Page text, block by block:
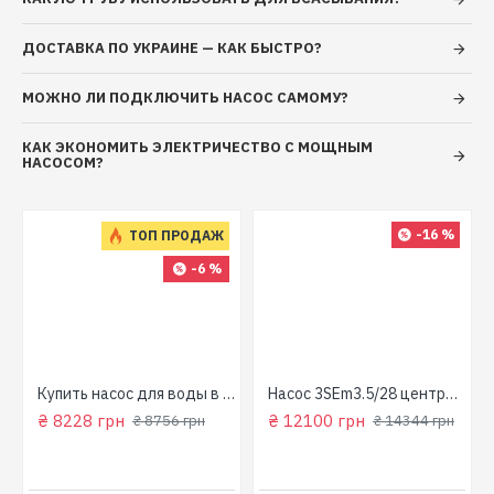
✓ Бесплатная доставка по всей Украине
✓
✓ Гарантия 5 лет при онлайн-заказе
Осталось 7 насосов по акции
ДОСТАВКА ПО УКРАИНЕ — КАК БЫСТРО?
МОЖНО ЛИ ПОДКЛЮЧИТЬ НАСОС САМОМУ?
КАК ЭКОНОМИТЬ ЭЛЕКТРИЧЕСТВО С МОЩНЫМ
НАСОСОМ?
ТОП ПРОДАЖ
-6 %
Купить насос для воды в колодец (800 Вт, напор: 43м, производит: 90 л/мин) GARDEN 1000-4-Robot "NPO"
₴ 8228 грн ₴ 8756 грн
-16 %
Насос 3SEm3.5/28 центробежный скважинный 1,5кВт Н107м 90л/мин Ø80мм Aquatica Dongyin 777395
₴ 12100 грн ₴ 14344 грн